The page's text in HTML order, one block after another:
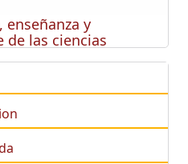
enseñanza y
de las ciencias